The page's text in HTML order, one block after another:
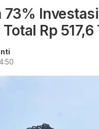
73%
Rp 517,6